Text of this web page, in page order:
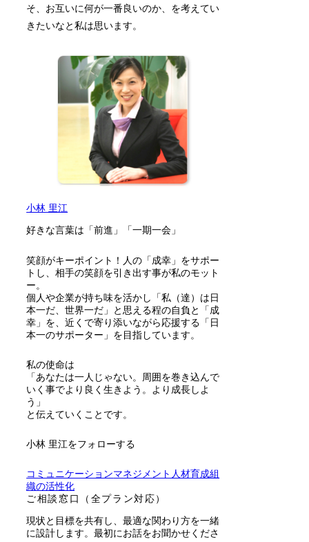
そ、お互いに何が一番良いのか、を考えてい
きたいなと私は思います。
小林 里江
好きな言葉は「前進」「一期一会」
笑顔がキーポイント！人の「成幸」をサポー
トし、相手の笑顔を引き出す事が私のモット
ー。
個人や企業が持ち味を活かし「私（達）は日
本一だ、世界一だ」と思える程の自負と「成
幸」を、近くで寄り添いながら応援する「日
本一のサポーター」を目指しています。
私の使命は
「あなたは一人じゃない。周囲を巻き込んで
いく事でより良く生きよう。より成長しよ
う」
と伝えていくことです。
小林 里江をフォローする
コミュニケーションマネジメント 人材育成組
織の活性化
ご相談窓口（全プラン対応）
現状と目標を共有し、最適な関わり方を一緒
に設計します。最初にお話をお聞かせくださ